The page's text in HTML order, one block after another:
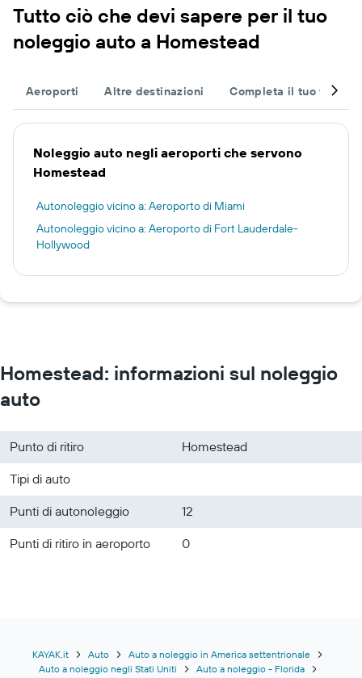
Tutto ciò che devi sapere per il tuo
noleggio auto a Homestead
Aeroporti Altre destinazioni Completa il tuo viaggio
Noleggio auto negli aeroporti che servono
Homestead
Autonoleggio vicino a: Aeroporto di Miami
Autonoleggio vicino a: Aeroporto di Fort Lauderdale-
Hollywood
Homestead: informazioni sul noleggio
auto
Punto di ritiro
Homestead
Tipi di auto
Punti di autonoleggio
12
Punti di ritiro in aeroporto
0
KAYAK.it Auto
Auto a noleggio in America settentrionale
Auto a noleggio negli Stati Uniti
Auto a noleggio - Florida